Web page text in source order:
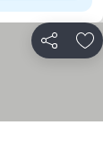
Partilhar